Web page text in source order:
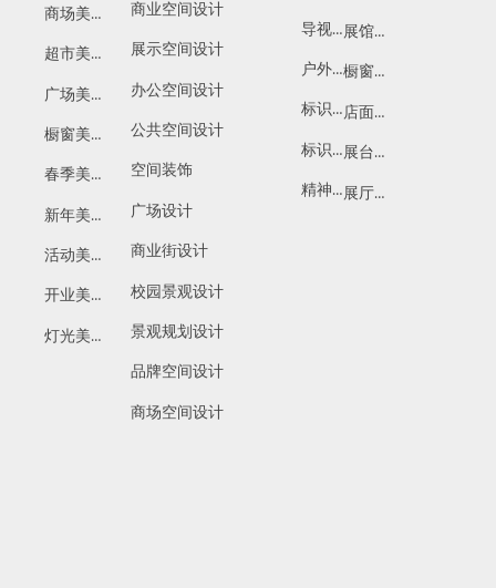
展馆展厅设计
橱窗展示设计
店面橱窗设计
展台设计搭建
展厅布置
商场美陈
超市美陈
广场美陈
橱窗美陈
春季美陈
新年美陈
活动美陈
开业美陈
灯光美陈
商业空间设计
展示空间设计
办公空间设计
公共空间设计
空间装饰
广场设计
商业街设计
校园景观设计
景观规划设计
品牌空间设计
商场空间设计
导视设计
户外广告设计
标识系统设计
标识标牌设计
精神堡垒